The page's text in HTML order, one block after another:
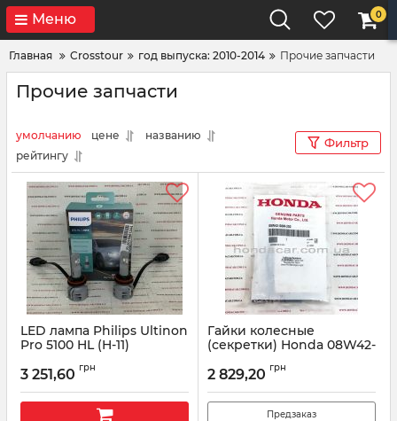
Меню 0
Главная Crosstour год выпуска: 2010-2014 Прочие запчасти
Прочие запчасти
умолчанию цене
названию
рейтингу
Фильтр
LED лампа Philips Ultinon
Pro 5100 HL (H-11)
3 251,60 грн
Гайки колесные
(секретки) Honda 08W42-
Артикул: 08W42S6M202
2 829,20 грн
Предзаказ